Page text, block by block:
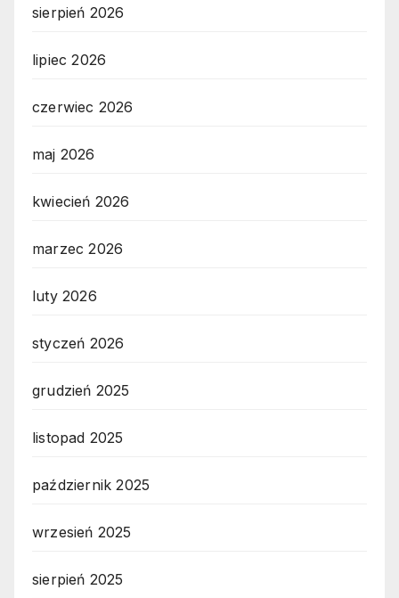
sierpień 2026
lipiec 2026
czerwiec 2026
maj 2026
kwiecień 2026
marzec 2026
luty 2026
styczeń 2026
grudzień 2025
listopad 2025
październik 2025
wrzesień 2025
sierpień 2025